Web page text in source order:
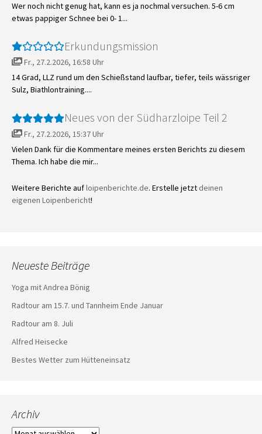
Wer noch nicht genug hat, kann es ja nochmal versuchen. 5-6 cm
etwas pappiger Schnee bei 0- 1...
Erkundungsmission
Fr., 27.2.2026, 16:58 Uhr
14 Grad, LLZ rund um den Schießstand laufbar, tiefer, teils wässriger
Sulz, Biathlontraining....
Neues von der Südharzloipe Teil 2
Fr., 27.2.2026, 15:37 Uhr
Vielen Dank für die Kommentare meines ersten Berichts zu diesem
Thema. Ich habe die mir...
Weitere Berichte aufloipenberichte.de. Erstelle jetzt deinen
eigenen Loipenbericht!
Neueste Beiträge
Yoga mit Andrea Bönig
Radtour am 15.7. und Tannheim Ende Januar
Radtour am 8. Juli
Alfred Heisecke
Bestes Wetter zum Hütteneinsatz
Archiv